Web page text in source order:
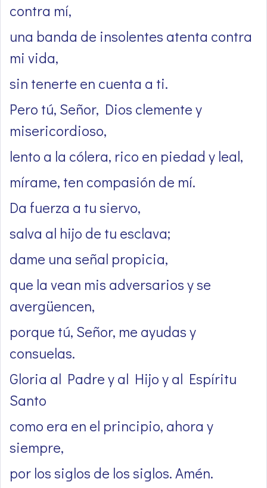
contra mí,
una banda de insolentes atenta contra
mi vida,
sin tenerte en cuenta a ti.
Pero tú, Señor, Dios clemente y
misericordioso,
lento a la cólera, rico en piedad y leal,
mírame, ten compasión de mí.
Da fuerza a tu siervo,
salva al hijo de tu esclava;
dame una señal propicia,
que la vean mis adversarios y se
avergüencen,
porque tú, Señor, me ayudas y
consuelas.
Gloria al Padre y al Hijo y al Espíritu
Santo
como era en el principio, ahora y
siempre,
por los siglos de los siglos. Amén.